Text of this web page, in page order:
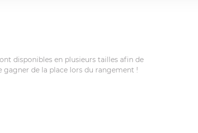
disponibles en plusieurs tailles afin de
de la place lors du rangement !